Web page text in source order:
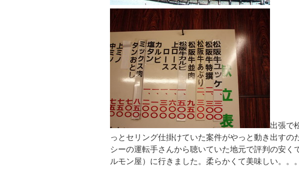
出張で
っとセリング仕掛けていた案件がやっと動き出すの
シーの運転手さんから聴いていた地元で評判の安く
ルモン屋）に行きました。柔らかくて美味しい。。